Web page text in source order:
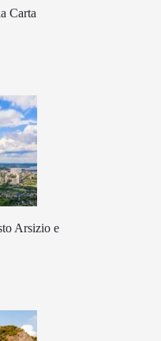
Carta
Arsizio e